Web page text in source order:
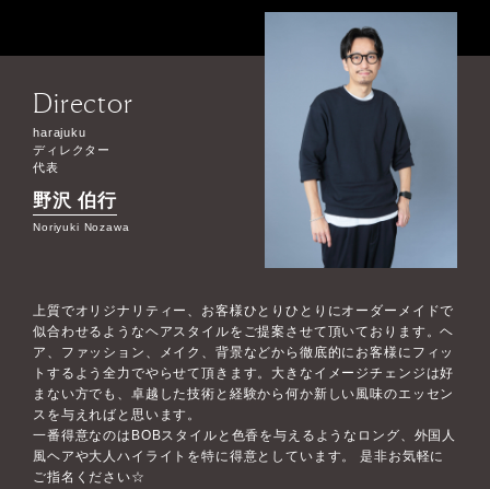
Director
harajuku
ディレクター
代表
野沢 伯行
Noriyuki Nozawa
上質でオリジナリティー、お客様ひとりひとりにオーダーメイドで
似合わせるようなヘアスタイルをご提案させて頂いております。ヘ
ア、ファッション、メイク、背景などから徹底的にお客様にフィッ
トするよう全力でやらせて頂きます。大きなイメージチェンジは好
まない方でも、卓越した技術と経験から何か新しい風味のエッセン
スを与えればと思います。
一番得意なのはBOBスタイルと色香を与えるようなロング、外国人
風ヘアや大人ハイライトを特に得意としています。 是非お気軽に
ご指名ください☆